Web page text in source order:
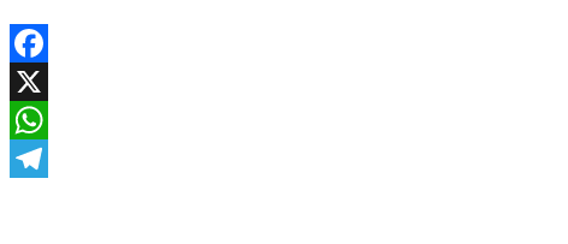
Facebook
X
WhatsApp